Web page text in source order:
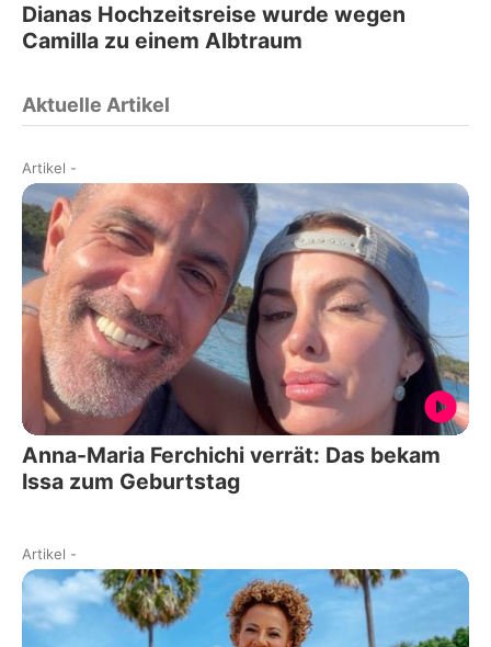
Dianas Hochzeitsreise wurde wegen
Camilla zu einem Albtraum
Aktuelle Artikel
Artikel -
Anna-Maria Ferchichi verrät: Das bekam
Issa zum Geburtstag
Artikel -